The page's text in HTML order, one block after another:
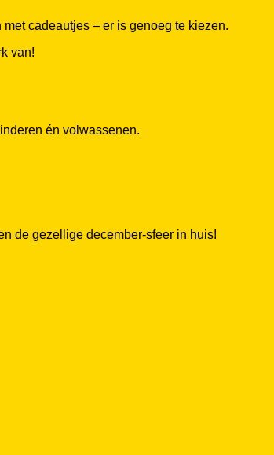
cadeautjes – er is genoeg te kiezen.
van!
én volwassenen.
de gezellige december-sfeer in huis!